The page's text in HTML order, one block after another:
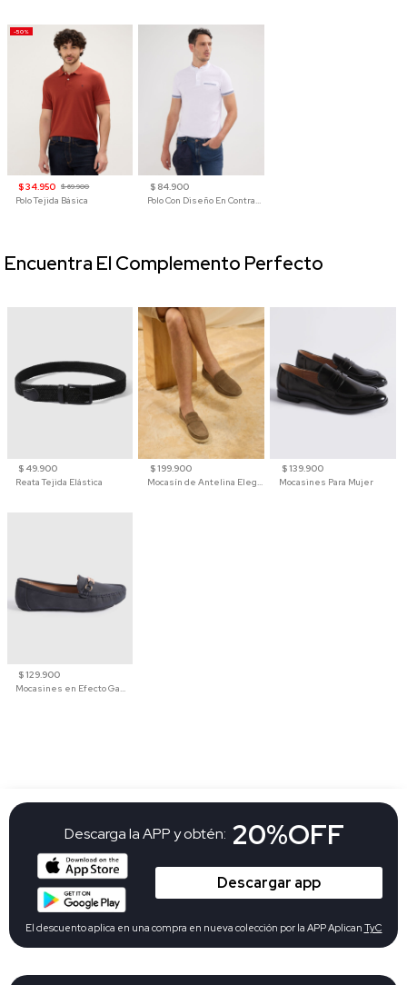
-50%
$ 34.950 $ 69.900
Polo Tejida Básica
$ 84.900
Polo Con Diseño En Contraste
$ 49.900
Reata Tejida Elástica
$ 199.900
Mocasín de Antelina Elegante con Suela de Contraste Para Hombre
$ 139.900
Mocasines Para Mujer
$ 129.900
Encuentra El Complemento Perfecto
Descarga la APP y obtén: 20%OFF
Descargar app
El descuento aplica en una compra en nueva colección por la APP Aplican TyC